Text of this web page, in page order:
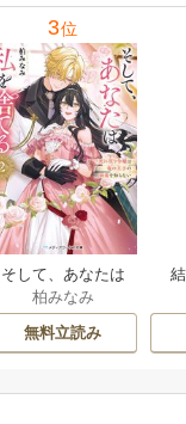
3位
そして、あなたは
私を捨てる
柏みなみ
無料立読み